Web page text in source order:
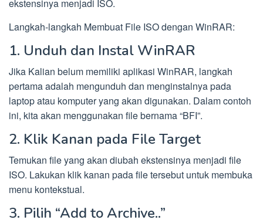
ekstensinya menjadi ISO.
Langkah-langkah Membuat File ISO dengan WinRAR:
1. Unduh dan Instal WinRAR
Jika Kalian belum memiliki aplikasi WinRAR, langkah
pertama adalah mengunduh dan menginstalnya pada
laptop atau komputer yang akan digunakan. Dalam contoh
ini, kita akan menggunakan file bernama “BFI”.
2. Klik Kanan pada File Target
Temukan file yang akan diubah ekstensinya menjadi file
ISO. Lakukan klik kanan pada file tersebut untuk membuka
menu kontekstual.
3. Pilih “Add to Archive..”